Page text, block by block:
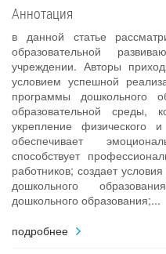
Аннотация
в данной статье
образовательной
учреждении. Авторы
условием успешной
программы дошкольного
образовательной среды,
укрепление физического
обеспечивает
способствует
работников; создает
дошкольного
дошкольного образования;...
подробнее